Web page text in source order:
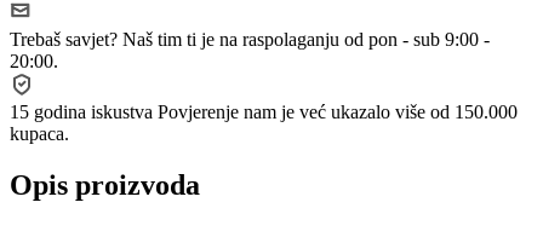
Trebaš savjet? Naš tim ti je na raspolaganju od pon - sub 9:00 -
20:00.
15 godina iskustva Povjerenje nam je već ukazalo više od 150.000
kupaca.
Opis proizvoda